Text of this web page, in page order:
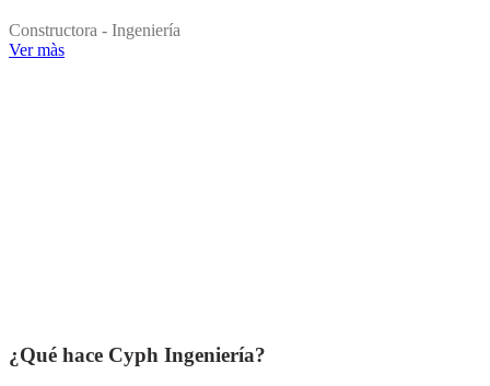
Constructora - Ingeniería
Ver màs
¿Qué hace Cyph Ingeniería?